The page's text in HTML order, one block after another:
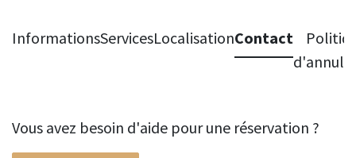
InformationsServicesLocalisationContact
Vous avez besoin d'aide pour une réservation ?